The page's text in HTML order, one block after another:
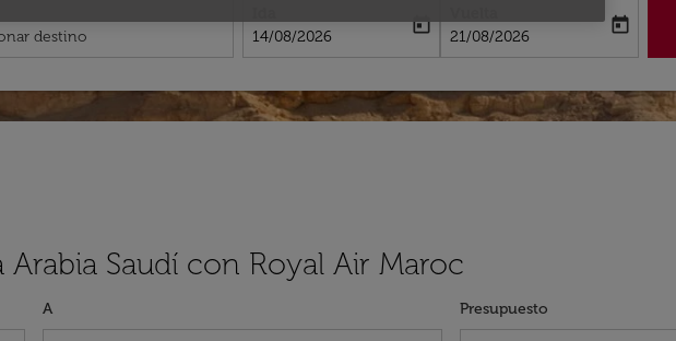
fc-booking-departure-date-aria-label
14/08/2026
today
fc-booking-return-date-aria-label
21/08/2026
today
Saudí con Royal Air Maroc
A Presupuesto